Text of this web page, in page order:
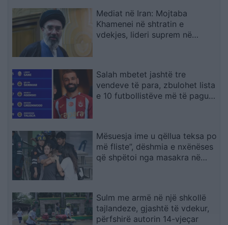
Mediat në Iran: Mojtaba
Khamenei në shtratin e
vdekjes, lideri suprem në
Salah mbetet jashtë tre
vendeve të para, zbulohet lista
e 10 futbollistëve më të paguar
Mësuesja ime u qëllua teksa po
më fliste”, dëshmia e nxënëses
që shpëtoi nga masakra në
Sulm me armë në një shkollë
tajlandeze, gjashtë të vdekur,
përfshirë autorin 14-vjeçar